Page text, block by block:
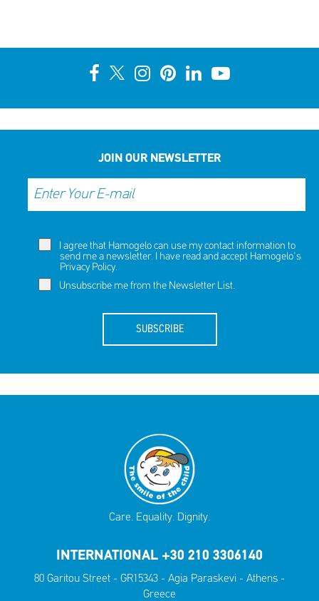
JOIN OUR NEWSLETTER
I agree that Hamogelo can use my contact information to
send me a newsletter. I have read and accept Hamogelo's
Privacy Policy.
Unsubscribe me from the Newsletter List.
SUBSCRIBE
Care. Equality. Dignity.
INTERNATIONAL +30 210 3306140
80 Garitou Street - GR15343 - Agia Paraskevi - Athens -
Greece